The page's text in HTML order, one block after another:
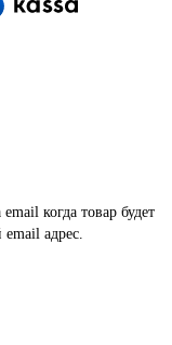
когда товар будет
адрес.